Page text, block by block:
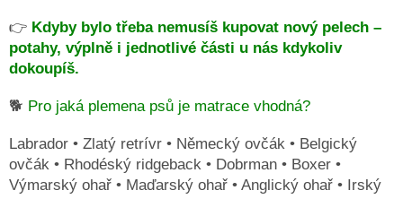
👉 Kdyby bylo třeba nemusíš kupovat nový pelech –
potahy, výplně i jednotlivé části u nás kdykoliv
dokoupíš.
🐕 Pro jaká plemena psů je matrace vhodná?
Labrador • Zlatý retrívr • Německý ovčák • Belgický
ovčák • Rhodéský ridgeback • Dobrman • Boxer •
Výmarský ohař • Maďarský ohař • Anglický ohař • Irský